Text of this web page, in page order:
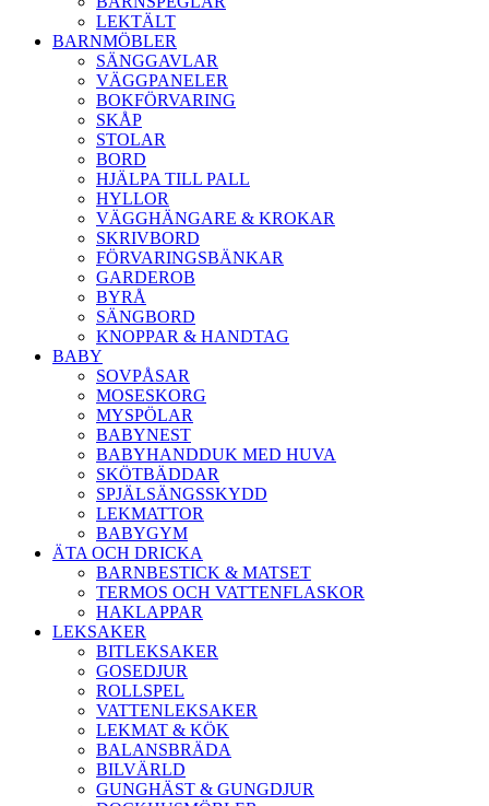
LEKTÄLT
BARNMÖBLER
SÄNGGAVLAR
VÄGGPANELER
BOKFÖRVARING
SKÅP
STOLAR
BORD
HJÄLPA TILL PALL
HYLLOR
VÄGGHÄNGARE & KROKAR
SKRIVBORD
FÖRVARINGSBÄNKAR
GARDEROB
BYRÅ
SÄNGBORD
KNOPPAR & HANDTAG
BABY
SOVPÅSAR
MOSESKORG
MYSPÖLAR
BABYNEST
BABYHANDDUK MED HUVA
SKÖTBÄDDAR
SPJÄLSÄNGSSKYDD
LEKMATTOR
BABYGYM
ÄTA OCH DRICKA
BARNBESTICK & MATSET
TERMOS OCH VATTENFLASKOR
HAKLAPPAR
LEKSAKER
BITLEKSAKER
GOSEDJUR
ROLLSPEL
VATTENLEKSAKER
LEKMAT & KÖK
BALANSBRÄDA
BILVÄRLD
GUNGHÄST & GUNGDJUR